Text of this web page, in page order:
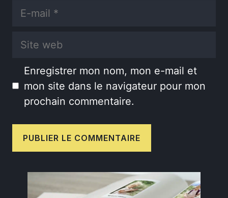
E-
Site
Enregistrer mon nom, mon e-mail et
mon site dans le navigateur pour mon
prochain commentaire.